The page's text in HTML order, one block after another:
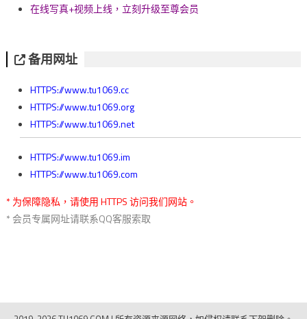
在线写真+视频上线，立刻升级至尊会员
备用网址
HTTPS://www.tu1069.cc
HTTPS://www.tu1069.org
HTTPS://www.tu1069.net
HTTPS://www.tu1069.im
HTTPS://www.tu1069.com
* 为保障隐私，请使用 HTTPS 访问我们网站。
* 会员专属网址请联系QQ客服索取